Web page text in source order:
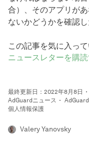
合）、そのアプリが
ないかどうかを確認
この記事を気に入っ
ニュースレターを購
最終更新日：2022年8月8日
AdGuardニュース
個人情報保護
Valery Yanovsky